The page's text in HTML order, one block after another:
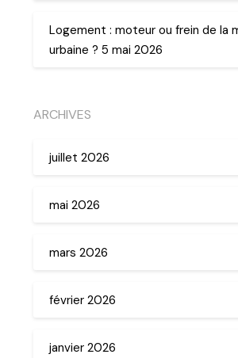
Logement : moteur ou frein de la
urbaine ? 5 mai 2026
ARCHIVES
juillet 2026
mai 2026
mars 2026
février 2026
janvier 2026